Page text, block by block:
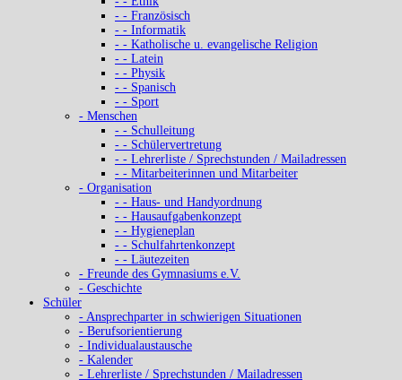
- - Französisch
- - Informatik
- - Katholische u. evangelische Religion
- - Latein
- - Physik
- - Spanisch
- - Sport
- Menschen
- - Schulleitung
- - Schülervertretung
- - Lehrerliste / Sprechstunden / Mailadressen
- - Mitarbeiterinnen und Mitarbeiter
- Organisation
- - Haus- und Handyordnung
- - Hausaufgabenkonzept
- - Hygieneplan
- - Schulfahrtenkonzept
- - Läutezeiten
- Freunde des Gymnasiums e.V.
- Geschichte
Schüler
- Ansprechparter in schwierigen Situationen
- Berufsorientierung
- Individualaustausche
- Kalender
- Lehrerliste / Sprechstunden / Mailadressen